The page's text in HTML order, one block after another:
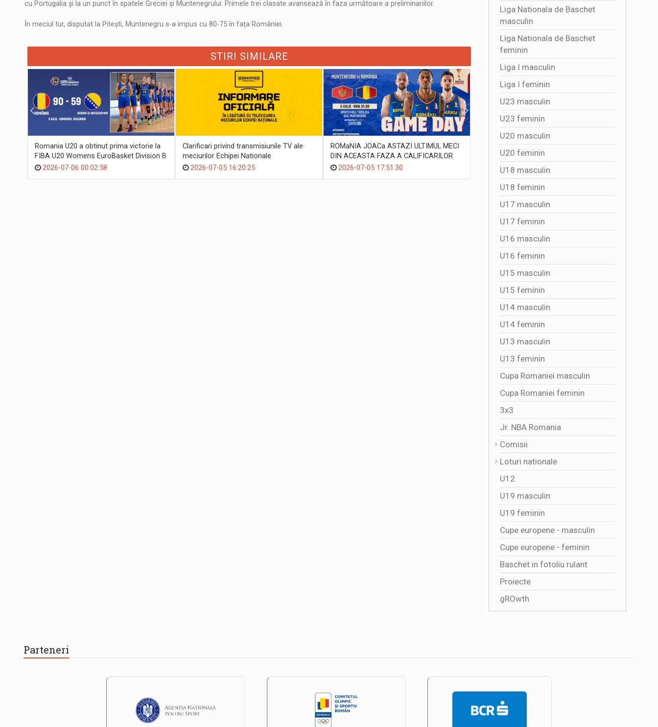
cu Portugalia și la un punct în spatele Greciei și Muntenegrului. Primele trei clasate avansează în faza următoare a preliminariilor.
În meciul tur, disputat la Pitești, Muntenegru s-a impus cu 80-75 în fața României.
STIRI SIMILARE
Romania U20 a obtinut prima victorie la
FIBA U20 Womens EuroBasket Division B
2026-07-06 00:02:58
Clarificari privind transmisiunile TV ale
meciurilor Echipei Nationale
2026-07-05 16:20:25
ROMaNIA JOACa ASTAZI ULTIMUL MECI
DIN ACEASTA FAZA A CALIFICARILOR
PENTRU FIBA BASKETBALL WORLD CUP
2026-07-05 17:51:30
Romania debuteaza astazi in FIBA U20
Womens EuroBasket Division B
2026-07-05 10:37:01
Liga Nationala de Baschet
masculin
Liga Nationala de Baschet
feminin
Liga I masculin
Liga I feminin
U23 masculin
U23 feminin
U20 masculin
U20 feminin
U18 masculin
U18 feminin
U17 masculin
U17 feminin
U16 masculin
U16 feminin
U15 masculin
U15 feminin
U14 masculin
U14 feminin
U13 masculin
U13 feminin
Cupa Romaniei masculin
Cupa Romaniei feminin
3x3
Jr. NBA Romania
Comisii
Loturi nationale
U12
U19 masculin
U19 feminin
Cupe europene - masculin
Cupe europene - feminin
Baschet in fotoliu rulant
Proiecte
gROwth
Parteneri